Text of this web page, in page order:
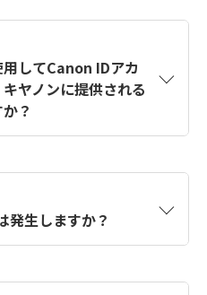
【カメラ】Canon IDとは
作成方法は？をご確認く
してCanon IDアカ
ヤノンに提供される
？
得します。アカウントを
に、この情報を使用して
ムを入力します。
発生しますか？